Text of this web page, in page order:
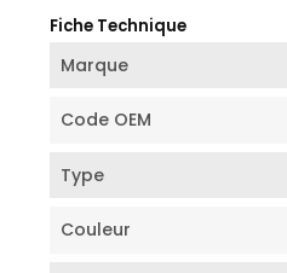
Fiche Technique
Marque
Code OEM
Type
Couleur